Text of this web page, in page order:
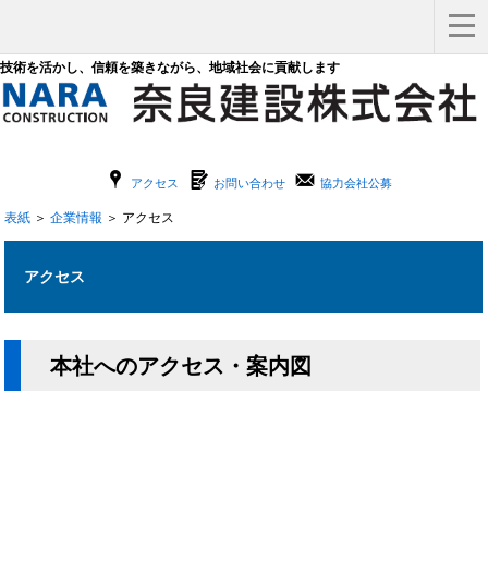
技術を活かし、信頼を築きながら、地域社会に貢献します
x アクセス G お問い合わせ F 協力会社公募
表紙 ＞企業情報 ＞ アクセス
アクセス
本社へのアクセス・案内図